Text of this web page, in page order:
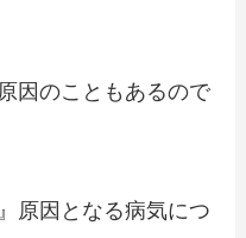
因のこともあるので
原因となる病気につ